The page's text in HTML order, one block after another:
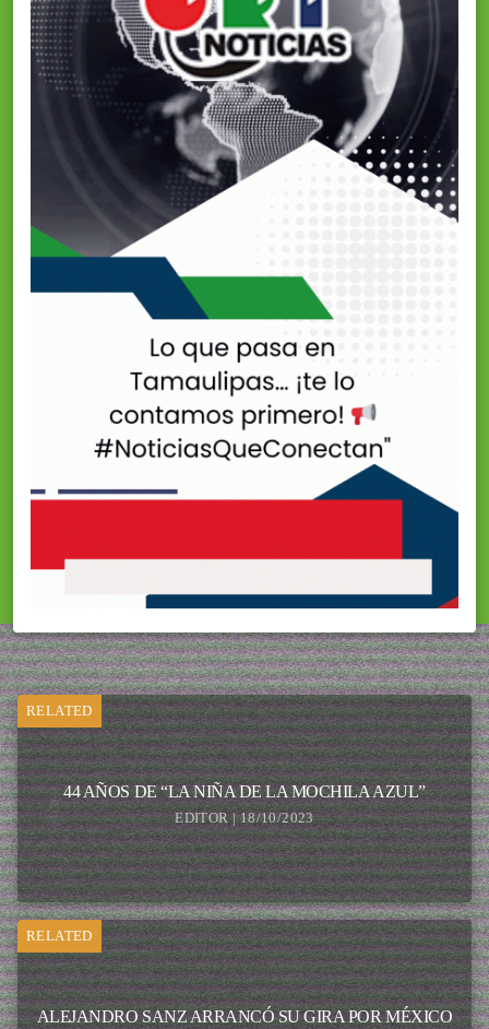
RELATED
44 AÑOS DE “LA NIÑA DE LA MOCHILA AZUL”
EDITOR | 18/10/2023
RELATED
ALEJANDRO SANZ ARRANCÓ SU GIRA POR MÉXICO